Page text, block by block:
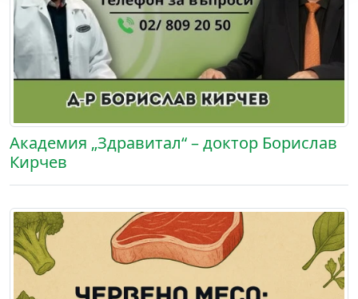
Академия „Здравитал“ – доктор Борислав
Кирчев